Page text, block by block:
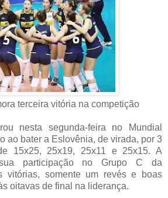
terceira vitória na competição
nesta segunda-feira no Mundial
ao bater a Eslovênia, de virada, por 3
15x25, 25x19, 25x11 e 25x15. A
participação no Grupo C da
vitórias, somente um revés e boas
oitavas de final na liderança.